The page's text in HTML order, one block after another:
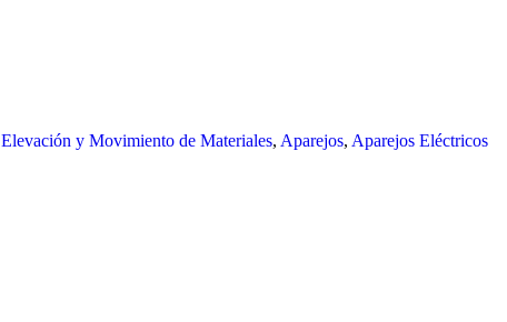
Elevación y Movimiento de Materiales, Aparejos, Aparejos Eléctricos